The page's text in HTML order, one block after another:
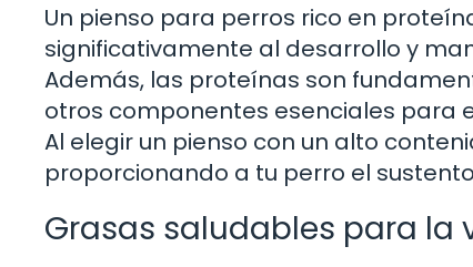
Un pienso para perros rico en
significativamente al desarrollo y
Además, las proteínas son
otros componentes esenciales para
Al elegir un pienso con un alto
proporcionando a tu perro el
Grasas saludables para la